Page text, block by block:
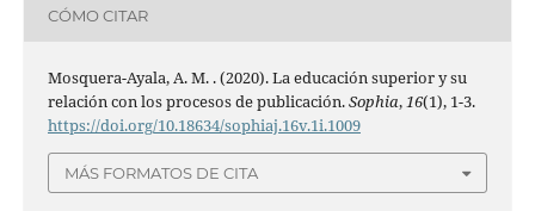
CÓMO CITAR
Mosquera-Ayala, A. M. . (2020). La educación superior y su
relación con los procesos de publicación.Sophia,16(1), 1-3.
https://doi.org/10.18634/sophiaj.16v.1i.1009
MÁS FORMATOS DE CITA